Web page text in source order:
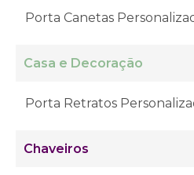
Porta Canetas
Casa e Decoração
Porta Retratos
Chaveiros